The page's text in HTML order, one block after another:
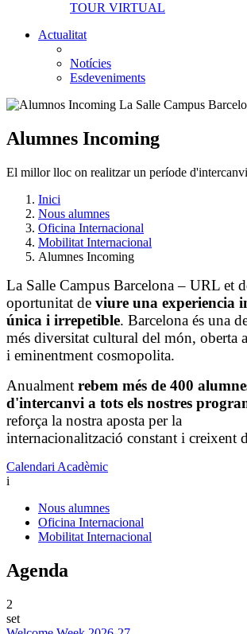
TOUR VIRTUAL
Actualitat
Notícies
Esdeveniments
Alumnes Incoming
El millor lloc on realitzar un període d'intercanvi
Inici
Nous alumnes
Oficina Internacional
Mobilitat Internacional
Alumnes Incoming
La Salle Campus Barcelona – URL et
oportunitat de viure una experiencia
única i irrepetible. Barcelona és una
més diversitat cultural del món, oberta
i eminentment cosmopolita.
Anualment rebem més de 400
d'intercanvi a tots els nostres
reforça la nostra aposta per la
internacionalització constant i creixent
Calendari Acadèmic
i
Nous alumnes
Oficina Internacional
Mobilitat Internacional
Agenda
2
set